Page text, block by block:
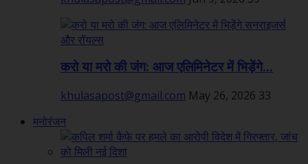
करो या मरो की जंग: आज एलिमिनेटर में भिड़ेंगे...
khulasapost@gmail.com May 26, 2026 33
मनोरंजन